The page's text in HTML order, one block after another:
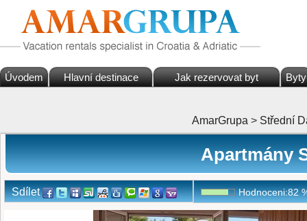
Úvodem Hlavní destinace Jak rezervovat byt Byty
AmarGrupa > Střední
Apartmány
Sdílet Hodnoceni:82